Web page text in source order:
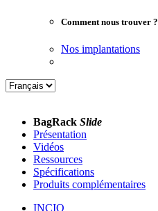
Comment nous trouver ?
Nos implantations
BagRack Slide
Présentation
Vidéos
Ressources
Spécifications
Produits complémentaires
INCIO